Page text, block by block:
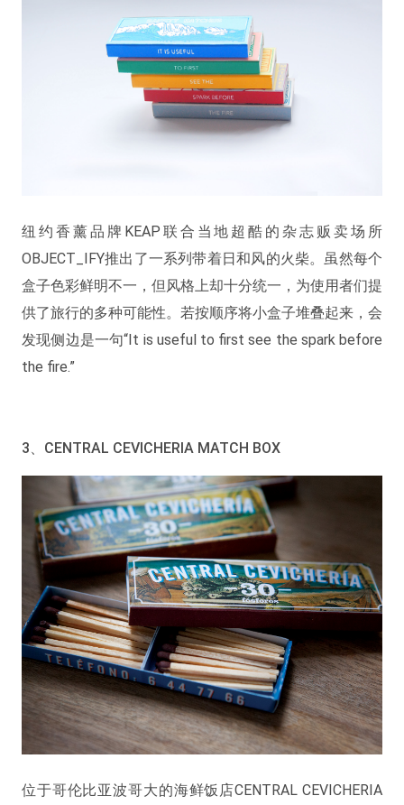
纽约香薰品牌KEAP联合当地超酷的杂志贩卖场所
OBJECT_IFY推出了一系列带着日和风的火柴。虽然每个
盒子色彩鲜明不一，但风格上却十分统一，为使用者们提
供了旅行的多种可能性。若按顺序将小盒子堆叠起来，会
发现侧边是一句“It is useful to first see the spark before
the fire.”
3、CENTRAL CEVICHERIA MATCH BOX
位于哥伦比亚波哥大的海鲜饭店CENTRAL CEVICHERIA